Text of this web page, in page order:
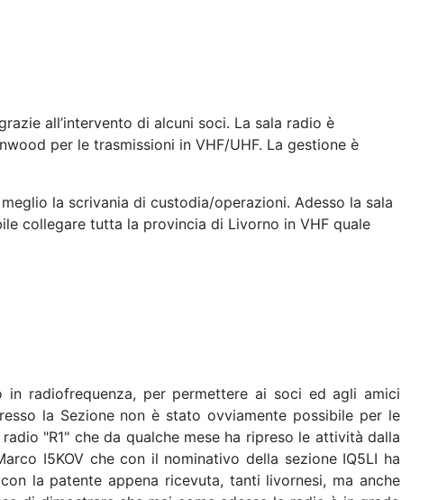
all’intervento di alcuni soci. La sala radio è
per le trasmissioni in VHF/UHF. La gestione è
la scrivania di custodia/operazioni. Adesso la sala
collegare tutta la provincia di Livorno in VHF quale
radiofrequenza, per permettere ai soci ed agli amici
la Sezione non è stato ovviamente possibile per le
"R1" che da qualche mese ha ripreso le attività dalla
I5KOV che con il nominativo della sezione IQ5LI ha
la patente appena ricevuta, tanti livornesi, ma anche